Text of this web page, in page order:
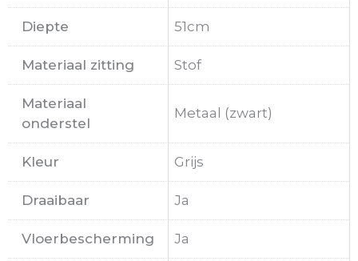
Diepte 51cm
Materiaal zitting Stof
Materiaal
onderstel
Metaal (zwart)
Kleur Grijs
Draaibaar Ja
Vloerbescherming Ja